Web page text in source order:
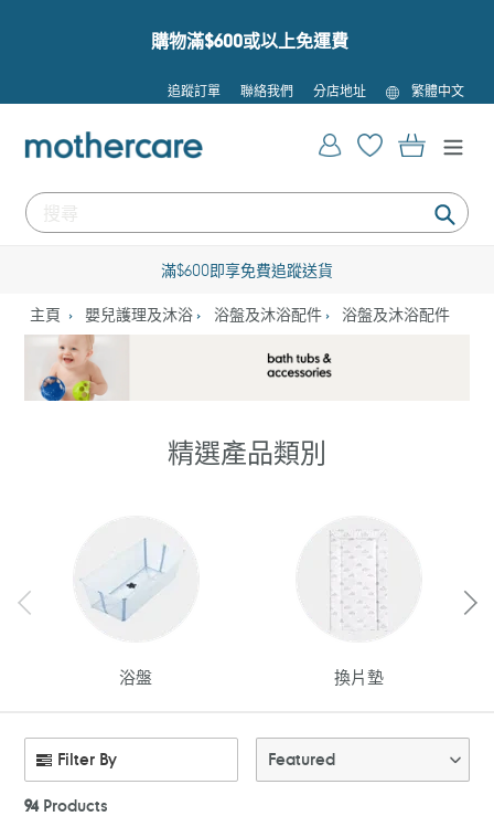
購物滿$600或以上免運費
追蹤訂單 聯絡我們 分店地址
語
言
繁體中文
提
登入 購物車
滿$600即享免費追蹤送貨
主頁 嬰兒護理及沐浴 浴盤及沐浴配件 浴盤及沐浴配件
精選產品類別
浴盤 換片墊
Filter By
94Products
Featured